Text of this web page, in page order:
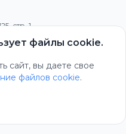
стр. 1
файлы cookie.
сайт, вы даете свое
файлов cookie.